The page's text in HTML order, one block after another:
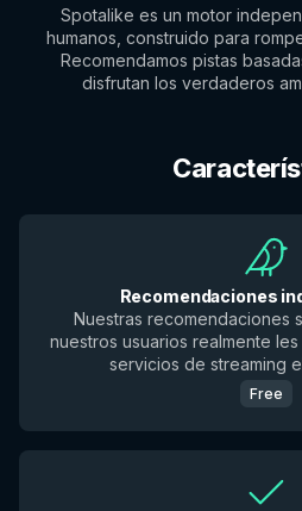
Spotalike es un motor
humanos, construido para
Recomendamos pistas
disfrutan los verdaderos
Recomendaciones
Nuestras recomendaciones
nuestros usuarios realmente
servicios de streaming
Free